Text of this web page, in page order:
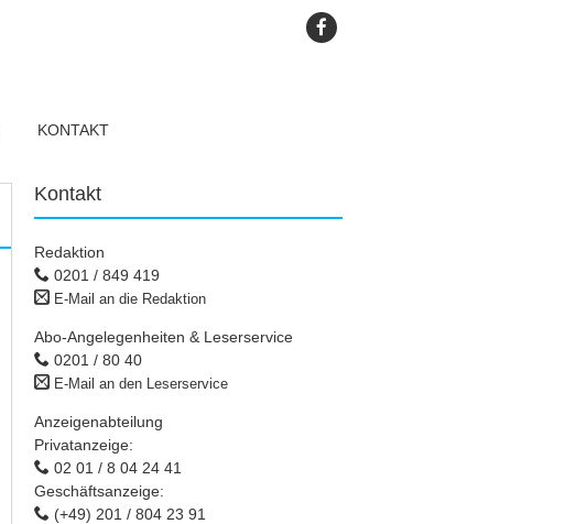
KONTAKT
Kontakt
Redaktion
0201 / 849 419
E-Mail an die Redaktion
Abo-Angelegenheiten & Leserservice
0201 / 80 40
E-Mail an den Leserservice
Anzeigenabteilung
Privatanzeige:
02 01 / 8 04 24 41
Geschäftsanzeige:
(+49) 201 / 804 23 91